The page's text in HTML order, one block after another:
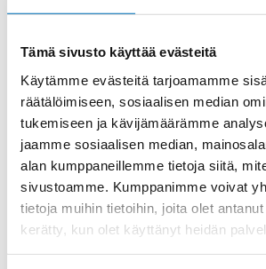
Tämä sivusto käyttää evästeitä
Käytämme evästeitä tarjoamamme
räätälöimiseen, sosiaalisen median
tukemiseen ja kävijämäärämme
jaamme sosiaalisen median,
alan kumppaneillemme tietoja siitä,
sivustoamme. Kumppanimme voivat
tietoja muihin tietoihin, joita olet
kerätty, kun olet käyttänyt heidän
Yli 35kg:n toimituskulut toteutuneiden
Valmistaja
Koko
Käyttölämpötila
IP-luokka
IP20
IP65/IP66/IP68/
Uros/Naaras